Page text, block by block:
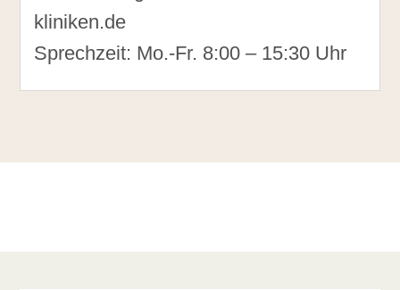
kliniken.de
Sprechzeit: Mo.-Fr. 8:00 – 15:30 Uhr